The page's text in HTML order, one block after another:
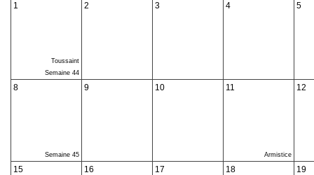
1
Toussaint
Semaine 44
2 3 4 5
8
Semaine 45
9 10 11
Armistice
12
15 16 17 18 19